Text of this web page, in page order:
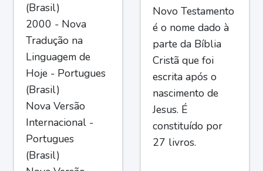
(Brasil)
2000 - Nova
Tradução na
Linguagem de
Hoje - Portugues
(Brasil)
Nova Versão
Internacional -
Portugues
(Brasil)
Novo Testamento
é o nome dado à
parte da Bíblia
Cristã que foi
escrita após o
nascimento de
Jesus. É
constituído por
27 livros.